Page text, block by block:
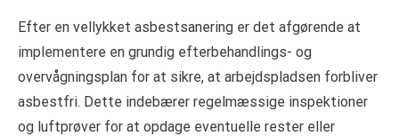
Efter en vellykket asbestsanering er det afgørende at
implementere en grundig efterbehandlings- og
overvågningsplan for at sikre, at arbejdspladsen forbliver
asbestfri. Dette indebærer regelmæssige inspektioner
og luftprøver for at opdage eventuelle rester eller